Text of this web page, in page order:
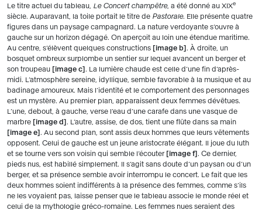
Le titre actuel du tableau, Le Concert champêtre, a été donné au XIXe
siècle. Auparavant, la toile portait le titre de Pastorale. Elle présente quatre
figures dans un paysage campagnard. La nature verdoyante s’ouvre à
gauche sur un horizon dégagé. On aperçoit au loin une étendue maritime.
Au centre, s’élèvent quelques constructions
image b . À droite, un
bosquet ombreux surplombe un sentier sur lequel avancent un berger et
son troupeau
image c . La lumière chaude est celle d’une fin d’après-
midi. L’atmosphère sereine, idyllique, semble favorable à la musique et au
badinage amoureux. Mais l’identité et le comportement des personnages
est un mystère. Au premier plan, apparaissent deux femmes dévêtues.
L’une, debout, à gauche, verse l’eau d’une carafe dans une vasque de
marbre
image d
. L’autre, assise, de dos, tient une flûte dans sa main
image e . Au second plan, sont assis deux hommes que leurs vêtements
opposent. Celui de gauche est un jeune aristocrate élégant. Il joue du luth
et se tourne vers son voisin qui semble l’écouter
image f . Ce dernier,
pieds nus, est habillé simplement. Il s’agit sans doute d’un paysan ou d’un
berger, et sa présence semble avoir interrompu le concert. Le fait que les
deux hommes soient indifférents à la présence des femmes, comme s’ils
ne les voyaient pas, laisse penser que le tableau associe le monde réel et
celui de la mythologie gréco-romaine. Les femmes nues seraient des